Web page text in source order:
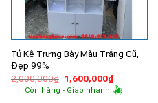
Tủ Kệ Trưng Bày Màu Trắng Cũ,
Đẹp 99%
2,000,000₫ Giá
gốc
là:
1,600,000₫Giá
hiện
tại
Còn hàng - Giao nhanh